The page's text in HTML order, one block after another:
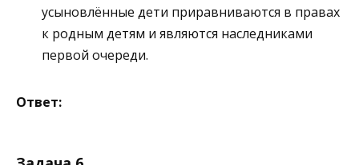
усыновлённые дети приравниваются в правах
к родным детям и являются наследниками
первой очереди.
Ответ: